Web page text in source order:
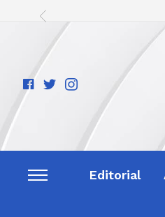
facebook-
official
twitterinstagram
Toggle
Editorial